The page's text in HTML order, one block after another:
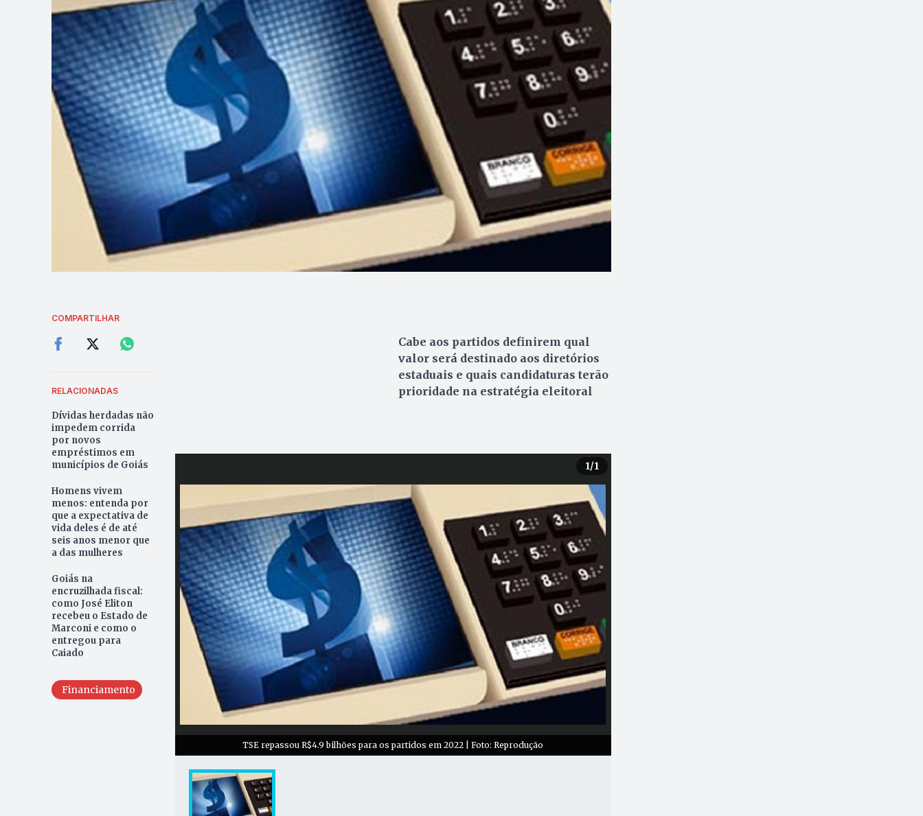
COMPARTILHAR
RELACIONADAS
Dívidas herdadas não
impedem corrida
por novos
empréstimos em
municípios de Goiás
Homens vivem
menos: entenda por
que a expectativa de
vida deles é de até
seis anos menor que
a das mulheres
Goiás na
encruzilhada fiscal:
como José Eliton
recebeu o Estado de
Marconi e como o
entregou para
Caiado
Financiamento
Cabe aos partidos definirem qual
valor será destinado aos diretórios
estaduais e quais candidaturas terão
prioridade na estratégia eleitoral
1/1
TSE repassou R$4.9 bilhões para os partidos em 2022 | Foto: Reprodução